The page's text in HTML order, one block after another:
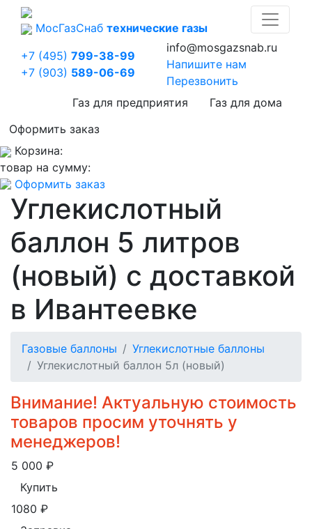
МосГазСнаб технические газы
+7 (495) 799-38-99
+7 (903) 589-06-69
info@mosgazsnab.ru
Напишите нам
Перезвонить
Газ для предприятия
Газ для дома
Оформить заказ
Корзина:
товар на сумму:
Оформить заказ
Углекислотный
баллон 5 литров
(новый) с доставкой
в Ивантеевке
Газовые баллоны
Углекислотные баллоны
Углекислотный баллон 5л (новый)
Внимание! Актуальную стоимость
товаров просим уточнять у
менеджеров!
5 000 ₽
Купить
1080 ₽